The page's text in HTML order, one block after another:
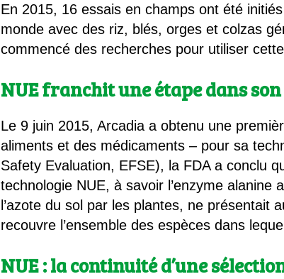
En 2015, 16 essais en champs ont été
monde avec des riz, blés, orges et colzas
commencé des recherches pour utiliser
NUE franchit une étape dans
Le 9 juin 2015, Arcadia a obtenu une
aliments et des médicaments – pour sa
Safety Evaluation, EFSE), la FDA a conclu
technologie NUE, à savoir l’enzyme
l’azote du sol par les plantes, ne présentait
recouvre l’ensemble des espèces dans
NUE : la continuité d’une